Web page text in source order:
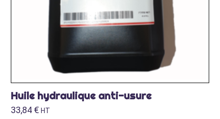
Huile hydraulique anti-usure
33,84 € HT